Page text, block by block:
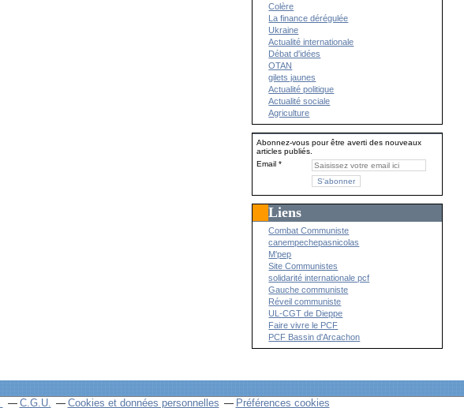
Colère
La finance dérégulée
Ukraine
Actualité internationale
Débat d'idées
OTAN
gilets jaunes
Actualité politique
Actualité sociale
Agriculture
Abonnez-vous pour être averti des nouveaux
articles publiés.
Email
Liens
Combat Communiste
canempechepasnicolas
M'pep
Site Communistes
solidarité internationale pcf
Gauche communiste
Réveil communiste
UL-CGT de Dieppe
Faire vivre le PCF
PCF Bassin d'Arcachon
C.G.U. Cookies et données personnelles Préférences cookies